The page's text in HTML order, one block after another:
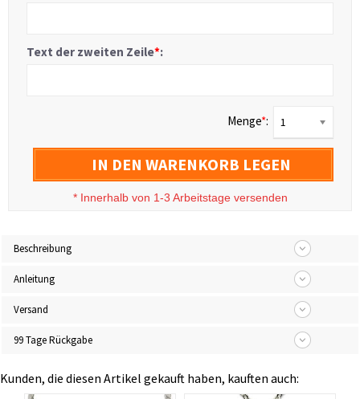
Text der zweiten Zeile*:
Menge*: 1
IN DEN WARENKORB LEGEN
* Innerhalb von 1-3 Arbeitstage versenden
Beschreibung
Anleitung
Versand
99 Tage Rückgabe
Kunden, die diesen Artikel gekauft haben, kauften auch: